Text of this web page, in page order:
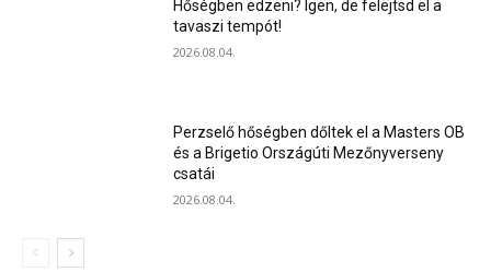
Hőségben edzeni? Igen, de felejtsd el a
tavaszi tempót!
2026.08.04.
Perzselő hőségben dőltek el a Masters OB
és a Brigetio Országúti Mezőnyverseny
csatái
2026.08.04.